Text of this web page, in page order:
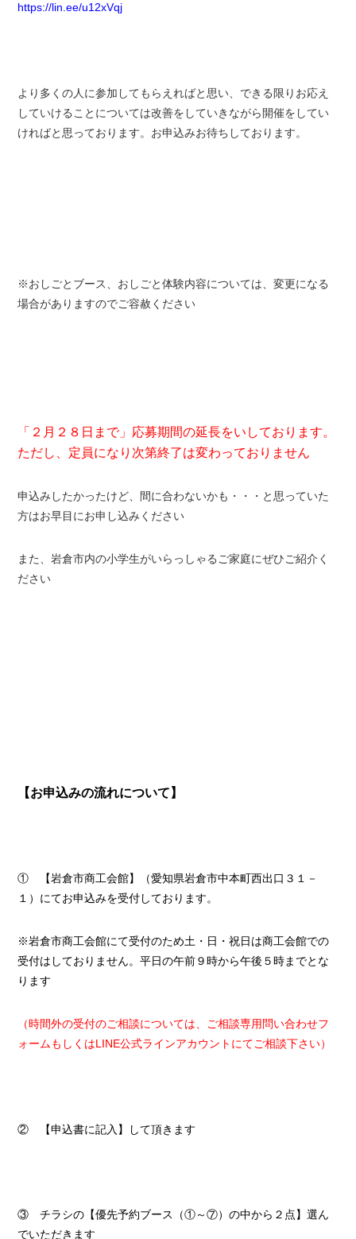
https://lin.ee/u12xVqj
より多くの人に参加してもらえればと思い、できる限りお応え
していけることについては改善をしていきながら開催をしてい
ければと思っております。お申込みお待ちしております。
※おしごとブース、おしごと体験内容については、変更になる
場合がありますのでご容赦ください
「２月２８日まで」 応募期間の延長をいしております。
ただし、定員になり次第終了は変わっておりません
申込みしたかったけど、間に合わないかも・・・と思っていた
方はお早目にお申し込みください
また、岩倉市内の小学生がいらっしゃるご家庭にぜひご紹介く
ださい
【お申込みの流れについて】
① 【岩倉市商工会館】（愛知県岩倉市中本町西出口３１－
１）にてお申込みを受付しております。
※岩倉市商工会館にて受付のため土・日・祝日は商工会館での
受付はしておりません。平日の午前９時から午後５時までとな
ります
（時間外の受付のご相談については、ご相談専用問い合わせフ
ォームもしくはLINE公式ラインアカウントにてご相談下さい）
② 【申込書に記入】して頂きます
③ チラシの【優先予約ブース（①～⑦）の中から２点】選ん
でいただきます